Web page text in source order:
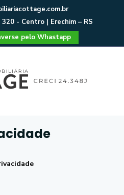
- Centro | Erechim – RS
pelo Whastapp